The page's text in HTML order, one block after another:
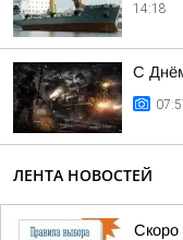
14:18
С
ЛЕНТА НОВОСТЕЙ
Скоро